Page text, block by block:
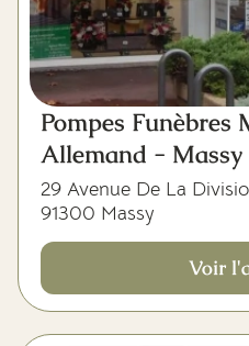
Pompes Funèbres
Allemand - Massy
29 Avenue De La
91300 Massy
Voir